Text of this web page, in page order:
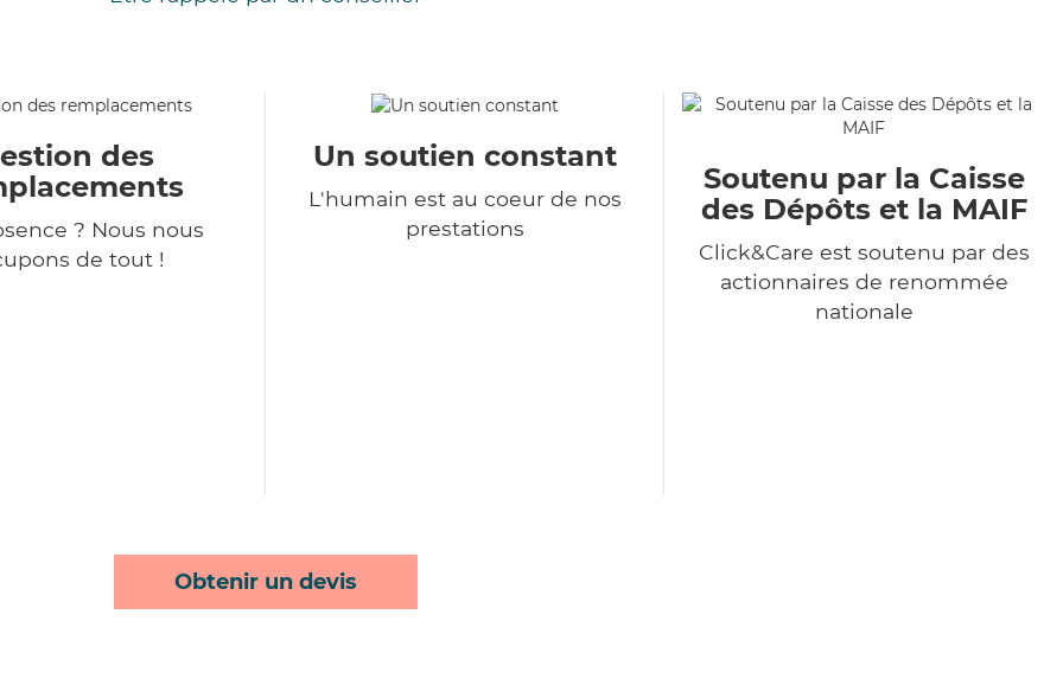
des
? Nous nous
de tout !
Un soutien constant
L'humain est au coeur de nos
prestations
Soutenu par la Caisse
des Dépôts et la MAIF
Click&Care est soutenu par des
actionnaires de renommée
nationale
Obtenir un devis